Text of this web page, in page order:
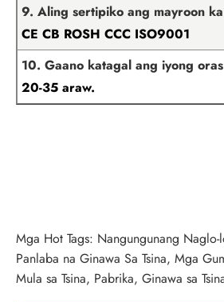
9. Aling sertipiko ang mayroon
CE CB ROSH CCC ISO9001
10. Gaano katagal ang iyong
20-35 araw.
Mga Hot Tags: Nangungunang
Panlaba na Ginawa Sa Tsina, Mga
Mula sa Tsina, Pabrika, Ginawa sa